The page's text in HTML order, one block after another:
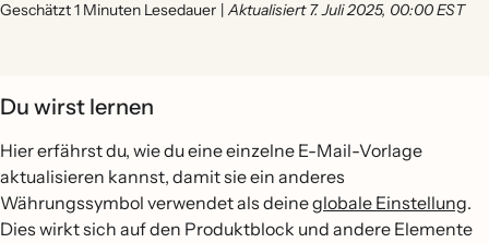
Geschätzt 1 Minuten Lesedauer | Aktualisiert 7. Juli 2025, 00:00 EST
Du wirst lernen
Hier erfährst du, wie du eine einzelne E-Mail-Vorlage
aktualisieren kannst, damit sie ein anderes
Währungssymbol verwendet als deineglobale Einstellung.
Dies wirkt sich auf den Produktblock und andere Elemente